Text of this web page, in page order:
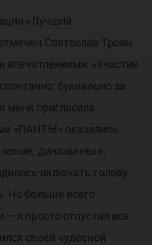
«Лучший
Святослав Троян.
впечатлениями: «Участие
буквально за
меня пригласила
«ПАНТЫ» оказались
динамичные,
включать голову
Но больше всего
я просто отпустил все
своей чудесной